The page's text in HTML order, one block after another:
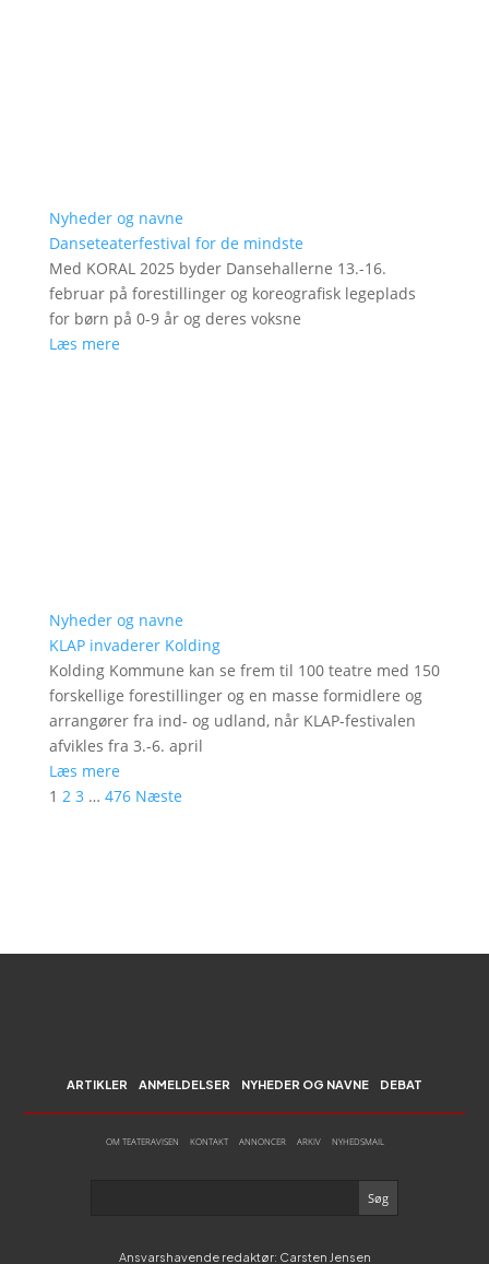
Nyheder og navne
Danseteaterfestival for de mindste
Med KORAL 2025 byder Dansehallerne 13.-16.
februar på forestillinger og koreografisk legeplads
for børn på 0-9 år og deres voksne
Læs mere
Nyheder og navne
KLAP invaderer Kolding
Kolding Kommune kan se frem til 100 teatre med 150
forskellige forestillinger og en masse formidlere og
arrangører fra ind- og udland, når KLAP-festivalen
afvikles fra 3.-6. april
Læs mere
1 2 3 … 476 Næste
ARTIKLER ANMELDELSER NYHEDER OG NAVNE DEBAT
OM TEATERAVISEN KONTAKT ANNONCER ARKIV NYHEDSMAIL
Ansvarshavende redaktør: Carsten Jensen